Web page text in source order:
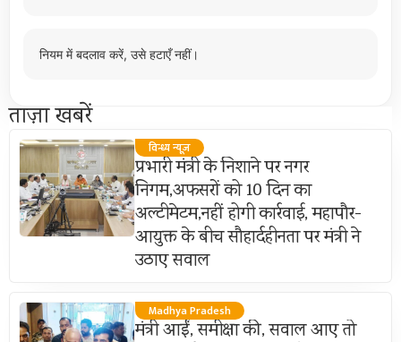
नियम में बदलाव करें, उसे हटाएँ नहीं।
ताज़ा खबरें
विन्ध्य न्यूज़
प्रभारी मंत्री के निशाने पर नगर
निगम,अफसरों को 10 दिन का
अल्टीमेटम,नहीं होगी कार्रवाई, महापौर-
आयुक्त के बीच सौहार्दहीनता पर मंत्री ने
उठाए सवाल
Madhya Pradesh
मंत्री आईं, समीक्षा की, सवाल आए तो